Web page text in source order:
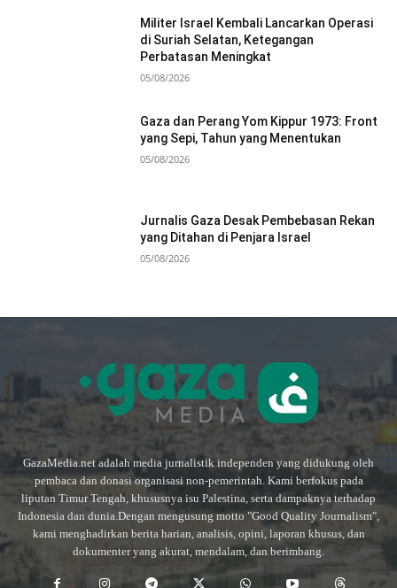
Militer Israel Kembali Lancarkan Operasi
di Suriah Selatan, Ketegangan
Perbatasan Meningkat
05/08/2026
Gaza dan Perang Yom Kippur 1973: Front
yang Sepi, Tahun yang Menentukan
05/08/2026
Jurnalis Gaza Desak Pembebasan Rekan
yang Ditahan di Penjara Israel
05/08/2026
GazaMedia.net adalah media jurnalistik independen yang didukung oleh
pembaca dan donasi organisasi non-pemerintah. Kami berfokus pada
liputan Timur Tengah, khususnya isu Palestina, serta dampaknya terhadap
Indonesia dan dunia.Dengan mengusung motto "Good Quality Journalism",
kami menghadirkan berita harian, analisis, opini, laporan khusus, dan
dokumenter yang akurat, mendalam, dan berimbang.